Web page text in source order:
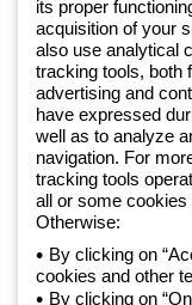
Since 2025, Beghelli
GEWISS LightZone
lighting solutions that
professionals and end
about GEWISS
Adatvédelmi
its proper
acquisition of your
also use analytical
tracking tools, both
advertising and
have expressed
well as to analyze
navigation. For
tracking tools
all or some cookies
Otherwise:
By clicking on
cookies and other
By clicking on